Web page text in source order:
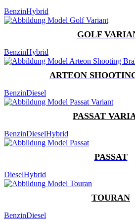
BenzinHybrid
GOLF
BenzinHybrid
ARTEON
BenzinDiesel
PASSAT
BenzinDieselHybrid
PASSAT
DieselHybrid
TOURAN
BenzinDiesel